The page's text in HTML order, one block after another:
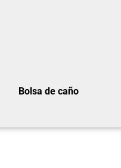
Bolsa de caño